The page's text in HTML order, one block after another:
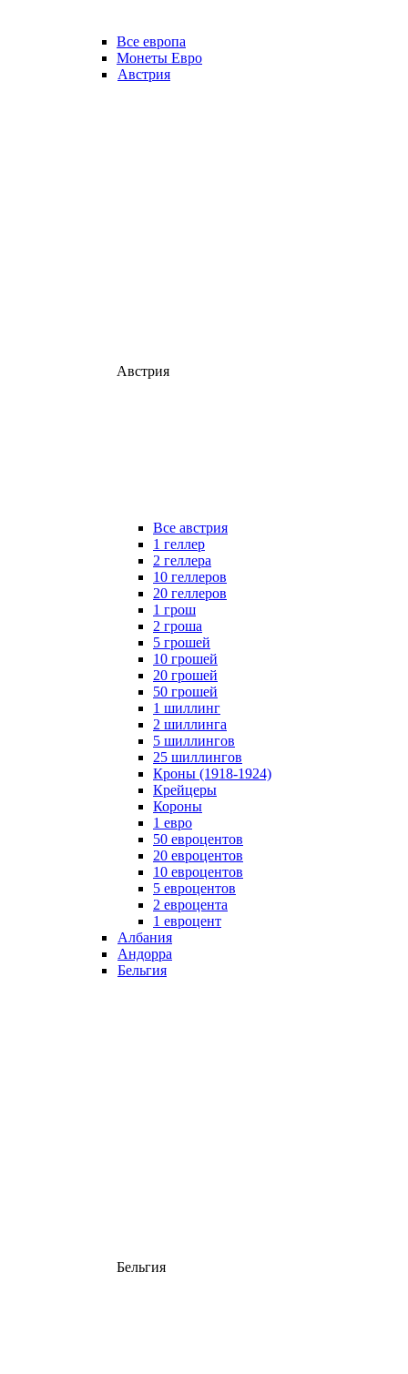
Все европа
Монеты Евро
Австрия
Австрия
Все австрия
1 геллер
2 геллера
10 геллеров
20 геллеров
1 грош
2 гроша
5 грошей
10 грошей
20 грошей
50 грошей
1 шиллинг
2 шиллинга
5 шиллингов
25 шиллингов
Кроны (1918-1924)
Крейцеры
Короны
1 евро
50 евроцентов
20 евроцентов
10 евроцентов
5 евроцентов
2 евроцента
1 евроцент
Албания
Андорра
Бельгия
Бельгия